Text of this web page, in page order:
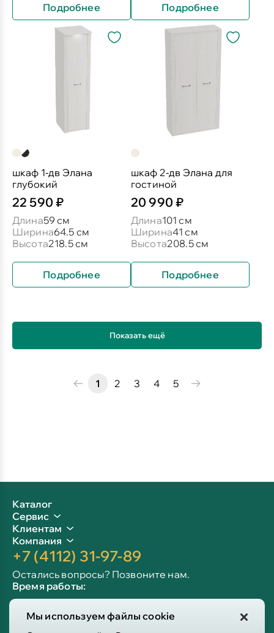
Мы используем файлы cookie
Подробнее Подробнее
шкаф 1-дв Элана
глубокий
22 590 ₽
Длина59 см
Ширина64.5 см
Высота218.5 см
Подробнее
шкаф 2-дв Элана для
гостиной
20 990 ₽
Длина101 см
Ширина41 см
Высота208.5 см
Подробнее
Показать ещё
1 2 3 4 5
Каталог
Сервис
Клиентам
Компания
+7 (4112) 31-97-89
Остались вопросы? Позвоните нам.
Время работы:
Сб-вс: 10:00 - 19:00